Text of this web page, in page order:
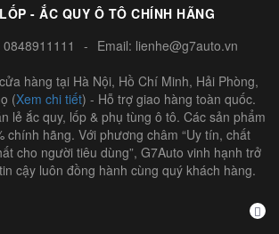
- ẮC QUY Ô TÔ CHÍNH HÃNG
0848911111 - Email: lienhe@g7auto.vn
hàng tại Hà Nội, Hồ Chí Minh, Hải Phòng,
(Xem chi tiết) - Hỗ trợ giao hàng toàn quốc.
lẻ ắc quy, lốp & phụ tùng ô tô. Các sản phẩm
chính hãng. Với phương châm “Uy tín, chất
cho người tiêu dùng”, G7Auto vinh hạnh trở
cậy luôn đồng hành cùng quý khách hàng.